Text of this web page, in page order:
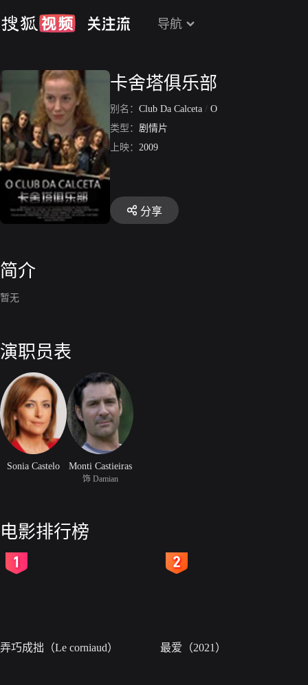
导航
卡舍塔俱乐部
别名： Club Da Calceta / O
类型： 剧情片
上映： 2009
分享
简介
暂无
演职员表
Sonia Castelo Monti Castieiras
饰 Damian
电影排行榜
弄巧成拙（Le corniaud） 最爱（2021）